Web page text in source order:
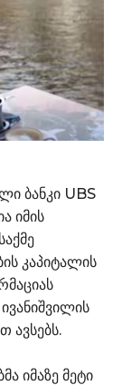
ბანკი UBS
იმის
კაპიტალის
ავსებს.
იმაზე მეტი